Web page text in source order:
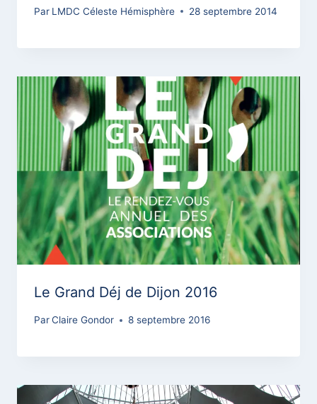
Par LMDC Céleste Hémisphère 28 septembre 2014
Le Grand Déj de Dijon 2016
ParClaire Gondor 8 septembre 2016